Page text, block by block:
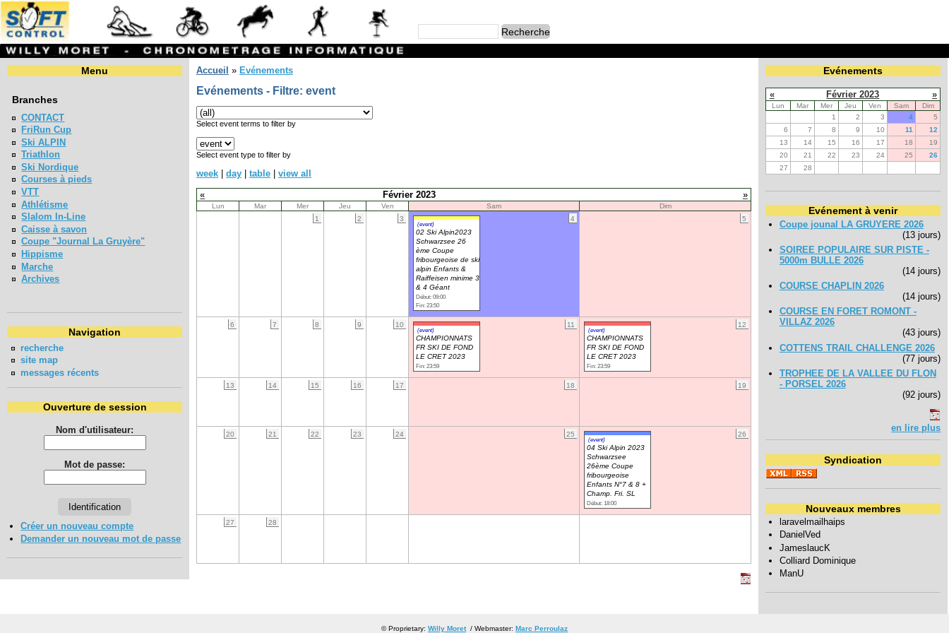
Menu
Branches
CONTACT
FriRun Cup
Ski ALPIN
Triathlon
Ski Nordique
Courses à pieds
VTT
Athlétisme
Slalom In-Line
Caisse à savon
Coupe "Journal La Gruyère"
Hippisme
Marche
Archives
Navigation
recherche
site map
messages récents
Ouverture de session
Nom d'utilisateur:
Mot de passe:
Créer un nouveau compte
Demander un nouveau mot de passe
Accueil » Evénements
Evénements - Filtre: event
Select event terms to filter by
Select event type to filter by
week day table
view all
«
Février 2023 »
Lun Mar Mer Jeu Ven Sam
Dim
1
2 3 4
(event)
02 Ski Alpin2023
Schwarzsee 26
ème Coupe
fribourgeoise de ski
alpin Enfants &
Raiffeisen minime 3
& 4 Géant
Début: 09:00
Fin: 23:50
5
6 7 8 9 10 11
(event)
CHAMPIONNATS
FR SKI DE FOND
LE CRET 2023
Fin: 23:59
12
(event)
CHAMPIONNATS
FR SKI DE FOND
LE CRET 2023
Fin: 23:59
13 14 15 16 17 18 19
20 21 22 23 24 25 26
(event)
04 Ski Alpin 2023
Schwarzsee
26ème Coupe
fribourgeoise
Enfants N°7 & 8 +
Champ. Fri. SL
Début: 18:00
27 28
Evénements
« Février 2023 »
Lun Mar Mer Jeu Ven Sam
Dim
1
2 3 4
5
6
7 8 9 10 11
12
13
14 15 16 17 18
19
20
21 22 23 24 25
26
27
28
Evénement à venir
Coupe jounal LA GRUYERE 2026
(13 jours)
SOIREE POPULAIRE SUR PISTE -
5000m BULLE 2026
(14 jours)
COURSE CHAPLIN 2026
(14 jours)
COURSE EN FORET ROMONT -
VILLAZ 2026
(43 jours)
COTTENS TRAIL CHALLENGE 2026
(77 jours)
TROPHEE DE LA VALLEE DU FLON
- PORSEL 2026
(92 jours)
en lire plus
Syndication
Nouveaux membres
laravelmailhaips
DanielVed
JameslaucK
Colliard Dominique
ManU
© Proprietary: Willy Moret/ Webmaster: Marc Perroulaz